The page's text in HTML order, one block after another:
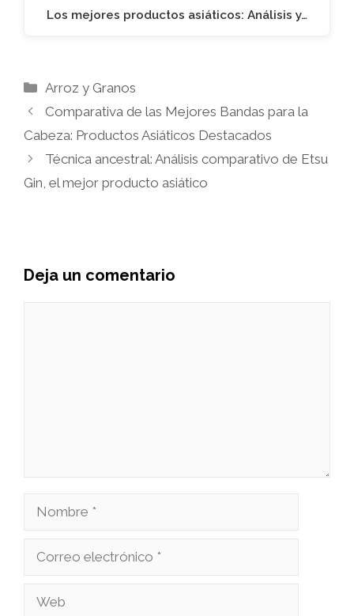
Los mejores productos asiáticos: Análisis y…
Categorías
Arroz y Granos
Comparativa de las Mejores Bandas para la
Cabeza: Productos Asiáticos Destacados
Técnica ancestral: Análisis comparativo de Etsu
Gin, el mejor producto asiático
Deja un comentario
Nombre
Correo
Web